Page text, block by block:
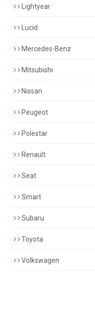
Lightyear
Lucid
Mercedes-Benz
Mitsubishi
Nissan
Peugeot
Polestar
Renault
Seat
Smart
Subaru
Toyota
Volkswagen